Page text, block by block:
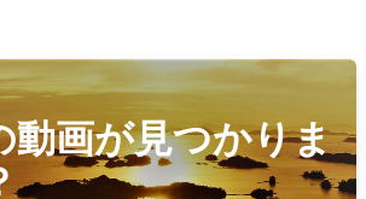
動画が見つかりま